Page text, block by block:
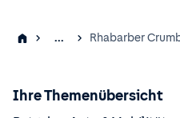
... Rhabarber
Ihre Themenübersicht